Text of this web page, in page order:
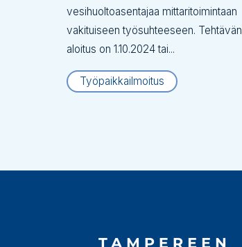
vesihuoltoasentajaa mittaritoimintaan
vakituiseen työsuhteeseen. Tehtävän
aloitus on 1.10.2024 tai...
Työpaikkailmoitus